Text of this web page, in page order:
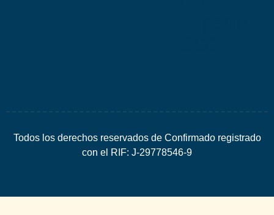
Todos los derechos reservados de Confirmado registrado
con el RIF: J-29778546-9